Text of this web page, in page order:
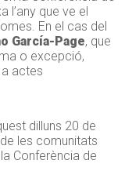
l’any que ve el
En el cas del
García-Page, que
o excepció,
actes
dilluns 20 de
les comunitats
Conferència de